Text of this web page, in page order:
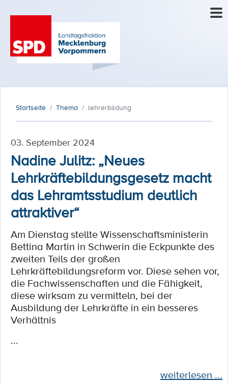
Startseite Thema lehrerbildung
03. September 2024
Nadine Julitz: „Neues
Lehrkräftebildungsgesetz macht
das Lehramtsstudium deutlich
attraktiver“
Am Dienstag stellte Wissenschaftsministerin
Bettina Martin in Schwerin die Eckpunkte des
zweiten Teils der großen
Lehrkräftebildungsreform vor. Diese sehen vor,
die Fachwissenschaften und die Fähigkeit,
diese wirksam zu vermitteln, bei der
Ausbildung der Lehrkräfte in ein besseres
Verhältnis
...
weiterlesen ...